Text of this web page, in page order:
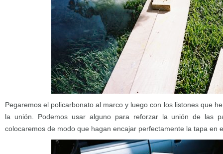
Pegaremos el policarbonato al marco y luego con los listones que
la unión. Podemos usar alguno para reforzar la unión de las
colocaremos de modo que hagan encajar perfectamente la tapa en